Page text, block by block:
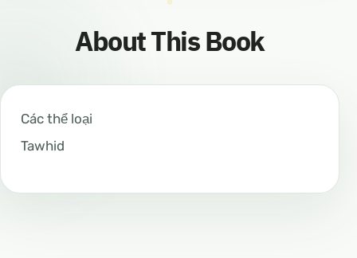
About This Book
Các thể loại
Tawhid